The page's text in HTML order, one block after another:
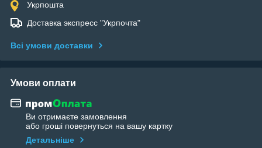
Укрпошта
Доставка экспресс "Укрпочта"
Всі умови доставки
Умови оплати
Ви отримаєте замовлення
або гроші повернуться на вашу картку
Детальніше